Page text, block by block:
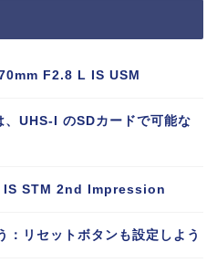
F2.8 L IS USM
UHS-I のSDカードで可能な
IS STM 2nd Impression
：リセットボタンも設定しよう